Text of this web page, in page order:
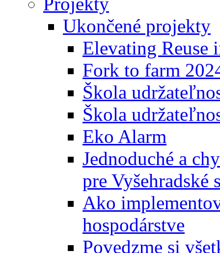
Ukončené projekty
Elevating Reuse
Fork to farm
Škola
Škola
Eko Alarm
Jednoduché a
pre Vyšehradské
Ako
hospodárstve
Povedzme si